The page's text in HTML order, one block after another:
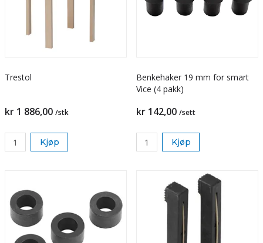
Trestol
kr 1 886,00 /stk
Kjøp
Benkehaker 19 mm for smart
Vice (4 pakk)
kr 142,00 /sett
Kjøp